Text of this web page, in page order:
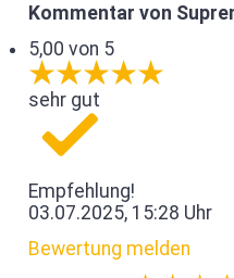
Kommentar von
5,00 von 5
sehr gut
Empfehlung!
03.07.2025, 15:28 Uhr
Bewertung melden